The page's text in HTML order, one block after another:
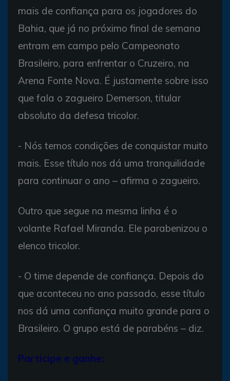
mais de confiança para os jogadores do
Bahia, que já no próximo final de semana
entram em campo pelo Campeonato
Brasileiro, para enfrentar o Cruzeiro, na
Arena Fonte Nova. É justamente sobre isso
que fala o zagueiro Demerson, titular
absoluto da defesa tricolor.
- Nós temos condições de conquistar muito
mais. Esse título nos dá uma tranquilidade
para continuar o ano – afirma o zagueiro.
Outro que segue na mesma linha é o
volante Rafael Miranda. Ele parabenizou o
elenco tricolor.
- O time depende de confiança. Depois do
que aconteceu no ano passado, esse título
nos dá uma confiança muito grande para o
Brasileiro. O grupo está de parabéns – diz.
Participe e ganhe: